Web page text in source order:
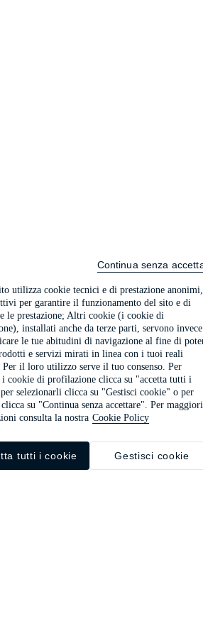
has occurred (see the browser
utilizza cookie tecnici e di prestazione anonimi,
per garantire il funzionamento del sito e di
le prestazione; Altri cookie (i cookie di
installati anche da terze parti, servono invece
le tue abitudini di navigazione al fine di
e servizi mirati in linea con i tuoi reali
Per il loro utilizzo serve il tuo consenso. Per
i cookie di profilazione clicca su "accetta tutti i
selezionarli clicca su "Gestisci cookie" o per
su "Continua senza accettare". Per maggiori
consulta la nostra Cookie Policy
Gestisci cookie
tutti i cookie
Continua senza